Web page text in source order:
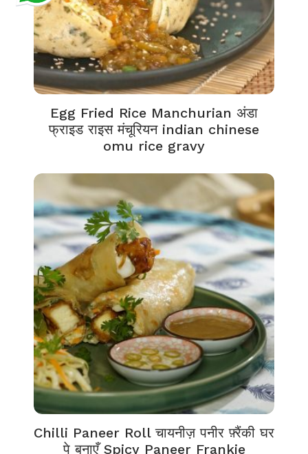
Egg Fried Rice Manchurian अंडा
फ्राइड राइस मंचूरियन indian chinese
omu rice gravy
Chilli Paneer Roll चायनीज़ पनीर फ़्रैंकी घर
पे बनाएँ Spicy Paneer Frankie